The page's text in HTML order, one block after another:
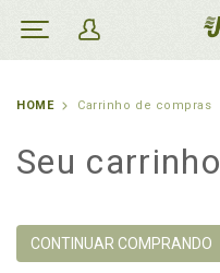
HOME Carrinho de compras
Seu carrinho
CONTINUAR COMPRANDO